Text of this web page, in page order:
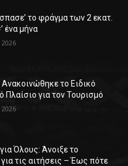
το φράγμα των 2 εκατ.
ένα μήνα
το Ειδικό
Πλαίσιο για τον Τουρισμό
Όλους: Άνοιξε το
τις αιτήσεις – Έως πότε